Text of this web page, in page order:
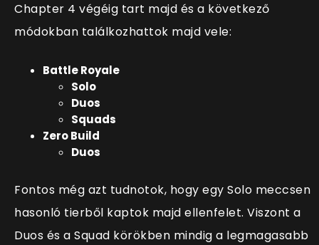
Chapter 4 végéig tart majd és a következő
módokban találkozhattok majd vele:
Battle Royale
Solo
Duos
Squads
Zero Build
Duos
Fontos még azt tudnotok, hogy egy Solo meccsen
hasonló tierből kaptok majd ellenfelet. Viszont a
Duos és a Squad körökben mindig a legmagasabb